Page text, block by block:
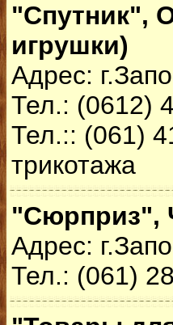
"Спутник",
игрушки)
Адрес:
Тел.: (0612)
Тел.:: (061)
трикотажа
"Сюрприз",
Адрес:
Тел.: (061)